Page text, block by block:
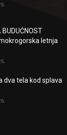
BUDUĆNOST
letnja
dva tela kod splava